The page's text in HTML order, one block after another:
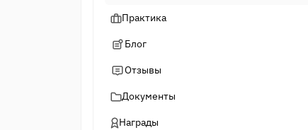
Практика
Блог
Отзывы
Документы
Награды